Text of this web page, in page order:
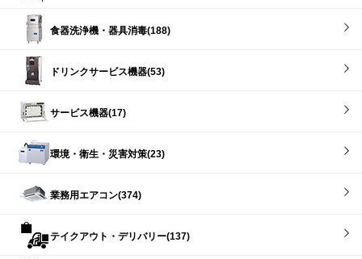
食器洗浄機・器具消毒(188)
ドリンクサービス機器(53)
サービス機器(17)
環境・衛生・災害対策(23)
業務用エアコン(374)
テイクアウト・デリバリー(137)